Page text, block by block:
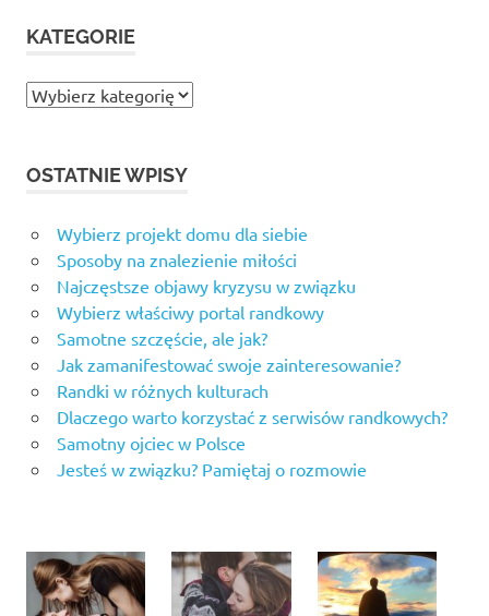
KATEGORIE
Kategorie
OSTATNIE WPISY
Wybierz projekt domu dla siebie
Sposoby na znalezienie miłości
Najczęstsze objawy kryzysu w związku
Wybierz właściwy portal randkowy
Samotne szczęście, ale jak?
Jak zamanifestować swoje zainteresowanie?
Randki w różnych kulturach
Dlaczego warto korzystać z serwisów randkowych?
Samotny ojciec w Polsce
Jesteś w związku? Pamiętaj o rozmowie